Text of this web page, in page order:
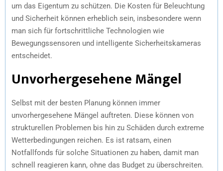
um das Eigentum zu schützen. Die Kosten für Beleuchtung
und Sicherheit können erheblich sein, insbesondere wenn
man sich für fortschrittliche Technologien wie
Bewegungssensoren und intelligente Sicherheitskameras
entscheidet.
Unvorhergesehene Mängel
Selbst mit der besten Planung können immer
unvorhergesehene Mängel auftreten. Diese können von
strukturellen Problemen bis hin zu Schäden durch extreme
Wetterbedingungen reichen. Es ist ratsam, einen
Notfallfonds für solche Situationen zu haben, damit man
schnell reagieren kann, ohne das Budget zu überschreiten.